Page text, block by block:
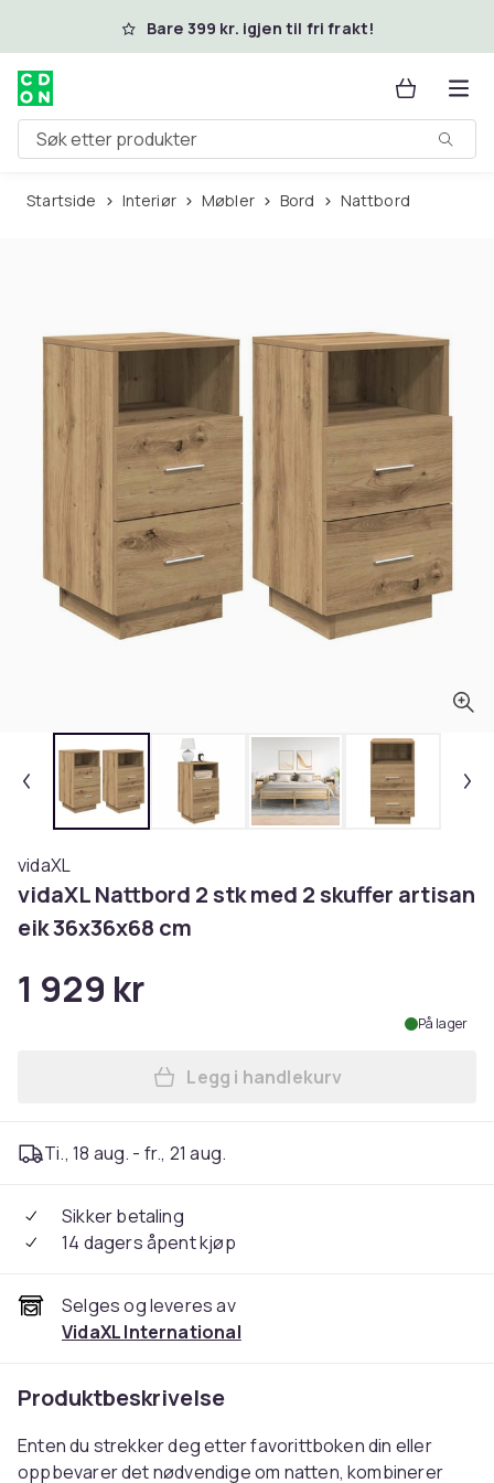
Hopp til hovedinnholdBare 399 kr. igjen til fri frakt!
Søk etter produkter
Startside Interiør Møbler Bord Nattbord
vidaXL
vidaXL Nattbord 2 stk med 2 skuffer artisan
eik 36x36x68 cm
1 929 kr
På lager
Legg vidaXL Nattbord 2
Legg i handlekurv
Ti., 18 aug. - fr., 21 aug.
Sikker betaling
14 dagers åpent kjøp
Selges og leveres av
VidaXL International
Produktbeskrivelse
Enten du strekker deg etter favorittboken din eller
oppbevarer det nødvendige om natten, kombinerer